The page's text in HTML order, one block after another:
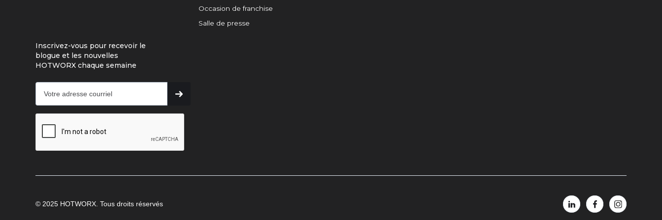
Occasion de franchise
Salle de presse
Inscrivez-vous pour recevoir le
blogue et les nouvelles
HOTWORX chaque semaine
© 2025 HOTWORX. Tous droits réservés